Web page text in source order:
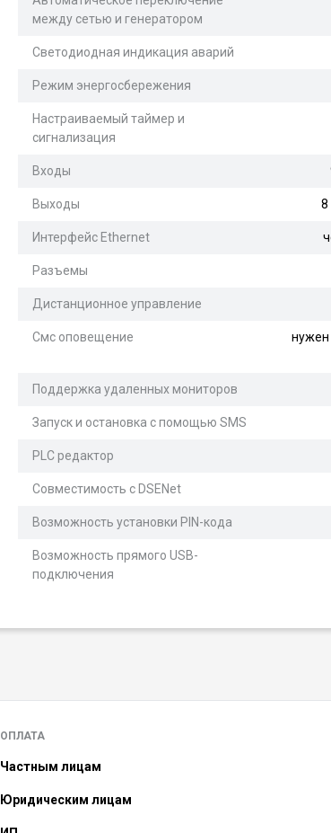
между сетью и генератором
Светодиодная индикация аварий
Режим энергосбережения
Настраиваемый таймер и
сигнализация
Входы
Выходы 8
Интерфейс Ethernet
Разъемы
Дистанционное управление
Смс оповещение
нужен
Поддержка удаленных мониторов
Запуск и остановка с помощью SMS
PLC редактор
Совместимость c DSENet
Возможность установки PIN-кода
Возможность прямого USB-
подключения
ОПЛАТА
Частным лицам
Юридическим лицам